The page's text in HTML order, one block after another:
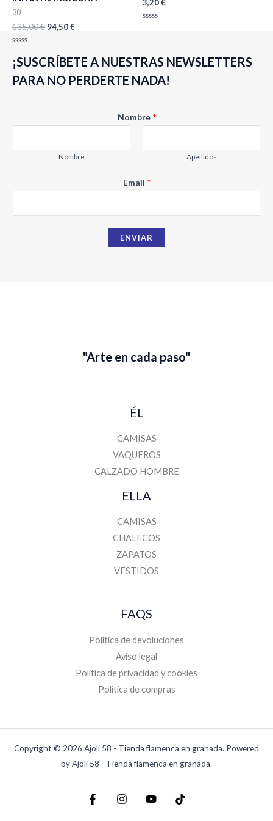
30
135,00€ 94,50€
con
0
5
3,20€
5
¡SUSCRÍBETE A NUESTRAS NEWSLETTERS
PARA NO PERDERTE NADA!
Nombre *
Nombre Apellidos
m
l
m
Email *
ENVIAR
"Arte en cada paso"
ÉL
CAMISAS
VAQUEROS
CALZADO HOMBRE
ELLA
CAMISAS
CHALECOS
ZAPATOS
VESTIDOS
FAQS
Política de devoluciones
Aviso legal
Politica de privacidad y cookies
Politica de compras
Copyright © 2026 Ajoli 58 - Tienda flamenca en granada. Powered
by Ajoli 58 - Tienda flamenca en granada.